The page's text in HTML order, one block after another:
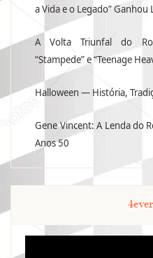
a Vida e o Legado”
A Volta Triunfal do
“Stampede” e “Teenage
Halloween — História,
Gene Vincent: A Lenda do
Anos 50